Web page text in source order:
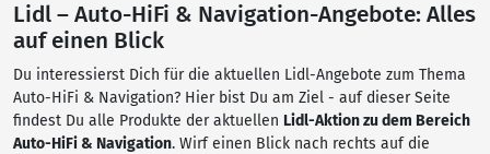
Lidl – Auto-HiFi & Navigation-Angebote: Alles
auf einen Blick
Du interessierst Dich für die aktuellen Lidl-Angebote zum Thema
Auto-HiFi & Navigation? Hier bist Du am Ziel - auf dieser Seite
findest Du alle Produkte der aktuellen Lidl-Aktion zu dem Bereich
Auto-HiFi & Navigation. Wirf einen Blick nach rechts auf die